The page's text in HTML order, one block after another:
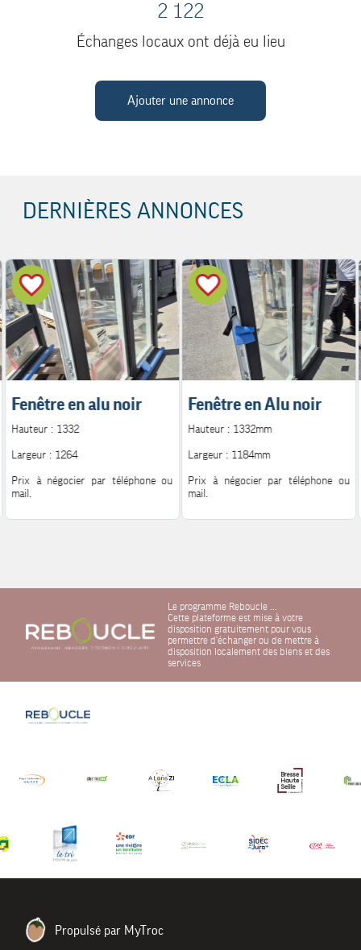
2 122
Échanges locaux ont déjà eu lieu
Ajouter une annonce
DERNIÈRES ANNONCES
Fenêtre en alu noir
Hauteur : 1332
Largeur : 1264
Prix à négocier par téléphone ou
mail.
Pour plus d'information.
Fenêtre en Alu noir
Hauteur : 1332mm
Largeur : 1184mm
Prix à négocier par téléphone ou
mail.
Pour plus d'information.
Le programme Reboucle ...
Cette plateforme est mise à votre
disposition gratuitement pour vous
permettre d'échanger ou de mettre à
disposition localement des biens et des
services
Propulsé par MyTroc